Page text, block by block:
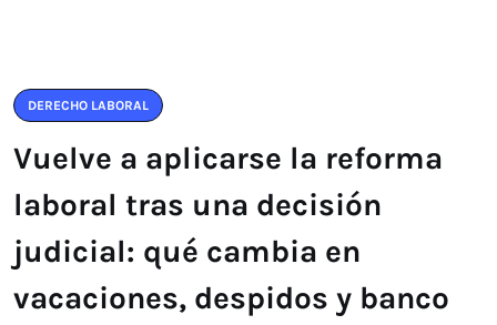
DERECHO LABORAL
Vuelve a aplicarse la reforma
laboral tras una decisión
judicial: qué cambia en
vacaciones, despidos y banco